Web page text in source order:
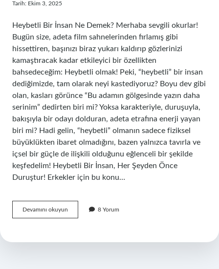
Tarih: Ekim 3, 2025
Heybetli Bir İnsan Ne Demek? Merhaba sevgili okurlar!
Bugün size, adeta film sahnelerinden fırlamış gibi
hissettiren, başınızı biraz yukarı kaldırıp gözlerinizi
kamaştıracak kadar etkileyici bir özellikten
bahsedeceğim: Heybetli olmak! Peki, “heybetli” bir insan
dediğimizde, tam olarak neyi kastediyoruz? Boyu dev gibi
olan, kasları görünce “Bu adamın gölgesinde yazın daha
serinim” dedirten biri mi? Yoksa karakteriyle, duruşuyla,
bakışıyla bir odayı dolduran, adeta etrafına enerji yayan
biri mi? Hadi gelin, “heybetli” olmanın sadece fiziksel
büyüklükten ibaret olmadığını, bazen yalnızca tavırla ve
içsel bir güçle de ilişkili olduğunu eğlenceli bir şekilde
keşfedelim! Heybetli Bir İnsan, Her Şeyden Önce
Duruştur! Erkekler için bu konu…
Devamını okuyun
bir
demek
8 Yorum